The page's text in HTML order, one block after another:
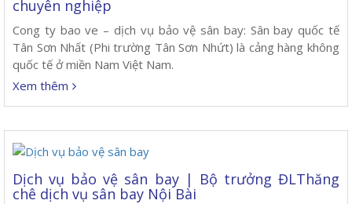
chuyên nghiệp
Cong ty bao ve – dịch vụ bảo vệ sân bay: Sân bay quốc tế
Tân Sơn Nhất (Phi trường Tân Sơn Nhứt) là cảng hàng không
quốc tế ở miền Nam Việt Nam.
Xem thêm
Dịch vụ bảo vệ sân bay | Bộ trưởng ĐLThăng
chê dịch vụ sân bay Nội Bài